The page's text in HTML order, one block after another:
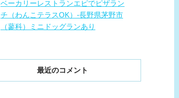
ベーカリーレストランエピでピザラン
チ（わんこテラスOK）-長野県茅野市
（蓼科）ミニドッグランあり
最近のコメント